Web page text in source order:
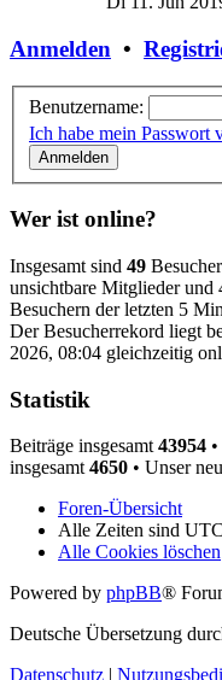
Anmelden •
Benutzername:
Ich habe mein Passwort
Wer ist online?
Insgesamt sind 49
unsichtbare Mitglieder und
Besuchern der letzten 5
Der Besucherrekord liegt
2026, 08:04 gleichzeitig
Statistik
Beiträge insgesamt 43954
insgesamt 4650 • Unser
Foren-Übersicht
Alle Zeiten sind
Alle Cookies löschen
Powered by phpBB®
Deutsche Übersetzung
Datenschutz |